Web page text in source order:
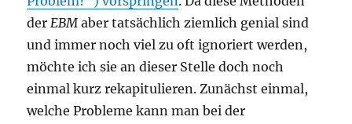
derEBM aber tatsächlich ziemlich genial sind
und immer noch viel zu oft ignoriert werden,
möchte ich sie an dieser Stelle doch noch
einmal kurz rekapitulieren. Zunächst einmal,
welche Probleme kann man bei der